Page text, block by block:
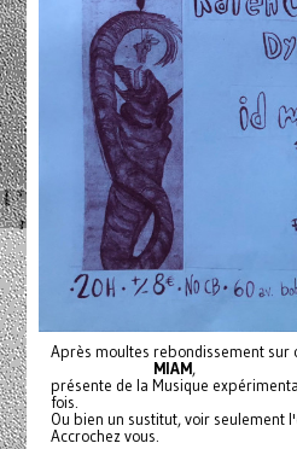
Après moultes rebondissement sur
MIAM
présente de la Musique
fois.
Ou bien un sustitut, voir seulement
Accrochez vous.